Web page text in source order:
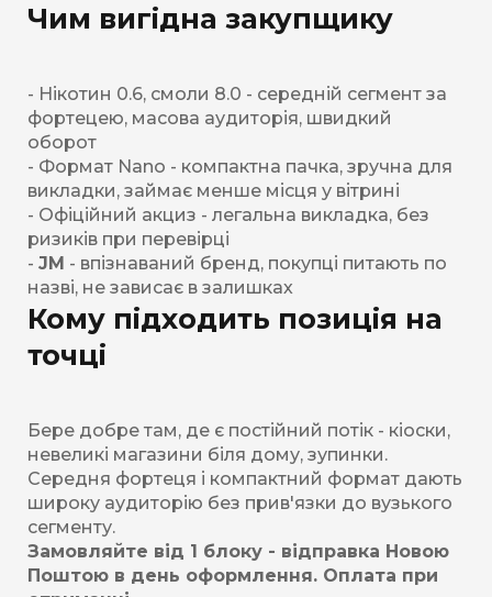
Чим вигідна закупщику
- Нікотин 0.6, смоли 8.0 - середній сегмент за
фортецею, масова аудиторія, швидкий
оборот
- Формат Nano - компактна пачка, зручна для
викладки, займає менше місця у вітрині
- Офіційний акциз - легальна викладка, без
ризиків при перевірці
- JM - впізнаваний бренд, покупці питають по
назві, не зависає в залишках
Кому підходить позиція на
точці
Бере добре там, де є постійний потік - кіоски,
невеликі магазини біля дому, зупинки.
Середня фортеця і компактний формат дають
широку аудиторію без прив'язки до вузького
сегменту.
Замовляйте від 1 блоку - відправка Новою
Поштою в день оформлення. Оплата при